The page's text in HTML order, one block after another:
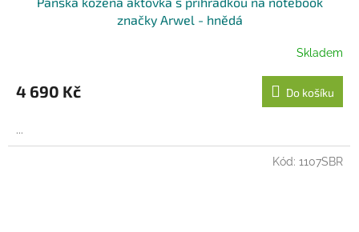
R
M
A
značky Arwel - hnědá
Skladem
4 690 Kč Do košíku
...
Kód: 1107SBR